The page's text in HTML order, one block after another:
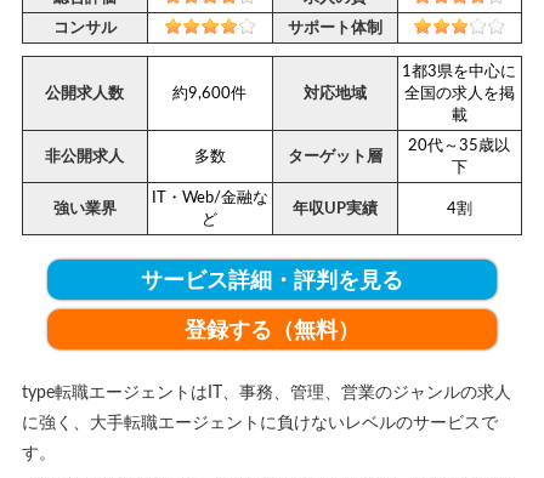
コンサル
サポート体制
公開求人数 約9,600件 対応地域
1都3県を中心に
全国の求人を掲
載
非公開求人 多数 ターゲット層
20代～35歳以
下
強い業界
IT・Web/金融な
ど
年収UP実績 4割
サービス詳細・評判を見る
登録する（無料）
type転職エージェントはIT、事務、管理、営業のジャンルの求人
に強く、大手転職エージェントに負けないレベルのサービスで
す。